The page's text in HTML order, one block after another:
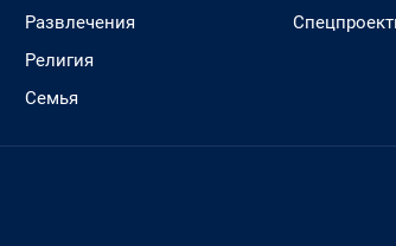
Развлечения
Религия
Семья